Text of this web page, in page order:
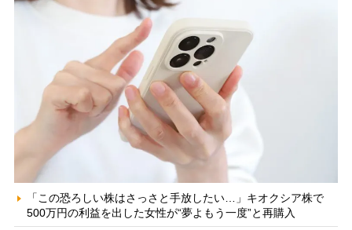
「この恐ろしい株はさっさと手放したい…」キオクシア株で
500万円の利益を出した女性が“夢よもう一度”と再購入